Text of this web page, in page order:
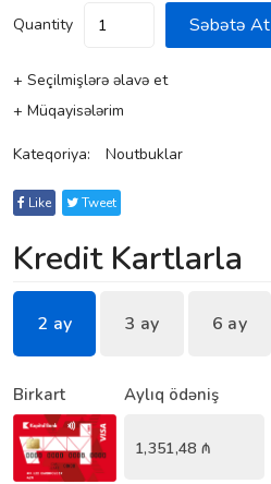
Quantity Səbətə At
+ Seçilmişlərə əlavə et
+ Müqayisələrim
Kateqoriya: Noutbuklar
Like Tweet
Kredit Kartlarla
2 ay 3 ay 6 ay
Birkart Aylıq ödəniş
1,351,48 ₼